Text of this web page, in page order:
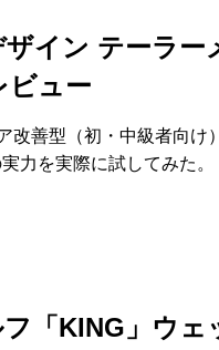
イン テーラー
ビュー
善型（初・中級者向け
力を実際に試してみた。
「KING」ウェ